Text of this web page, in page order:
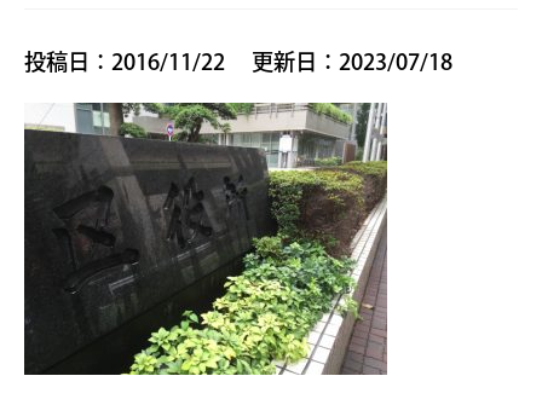
投稿日：2016/11/22 更新日：2023/07/18